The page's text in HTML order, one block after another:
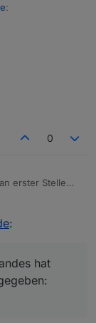
:
0
erster Stelle
für-u.
:
hat